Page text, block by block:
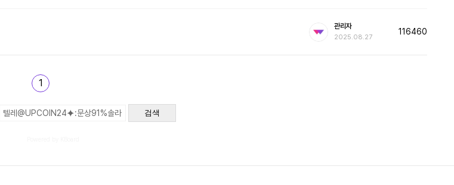
관리자
2025.08.27
116460
1
검색